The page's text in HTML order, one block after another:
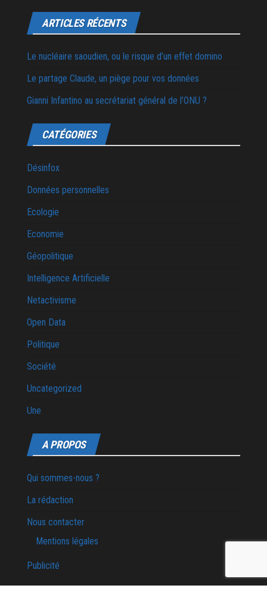
ARTICLES RÉCENTS
Le nucléaire saoudien, ou le risque d’un effet domino
Le partage Claude, un piège pour vos données
Gianni Infantino au secrétariat général de l’ONU ?
CATÉGORIES
Désinfox
Données personnelles
Ecologie
Economie
Géopolitique
Intelligence Artificielle
Netactivisme
Open Data
Politique
Société
Uncategorized
Une
A PROPOS
Qui sommes-nous ?
La rédaction
Nous contacter
Mentions légales
Publicité